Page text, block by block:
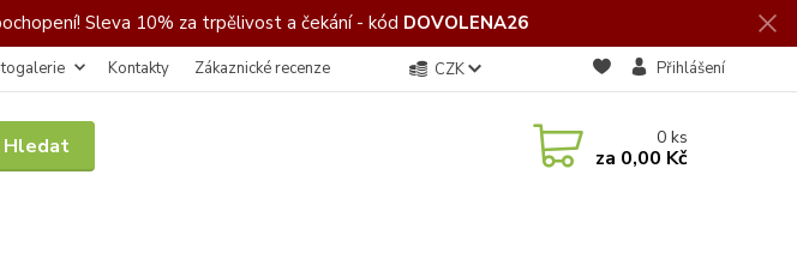
Sleva 10% za trpělivost a čekání - kód DOVOLENA26
Kontakty Zákaznické recenze CZK Přihlášení
Hledat 0ks
za 0,00 Kč